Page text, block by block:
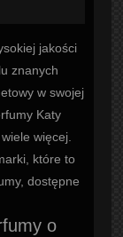
jakości
znanych
w swojej
Katy
więcej.
które to
dostępne
o